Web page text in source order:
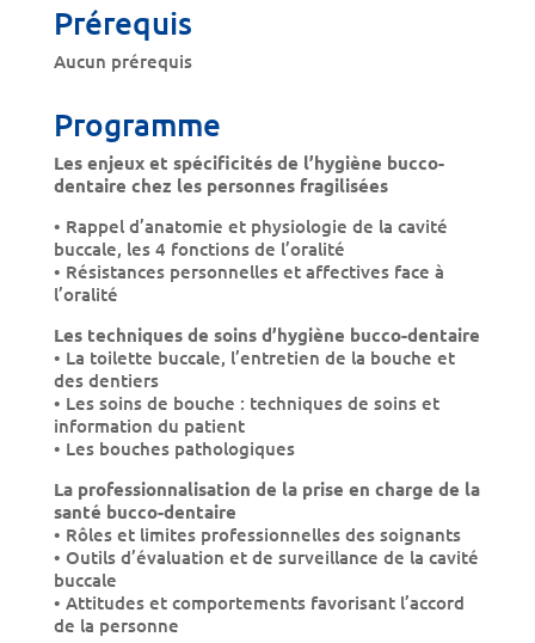
Prérequis
Aucun prérequis
Programme
Les enjeux et spécificités de l’hygiène bucco-
dentaire chez les personnes fragilisées
• Rappel d’anatomie et physiologie de la cavité
buccale, les 4 fonctions de l’oralité
• Résistances personnelles et affectives face à
l’oralité
Les techniques de soins d’hygiène bucco-dentaire
• La toilette buccale, l’entretien de la bouche et
des dentiers
• Les soins de bouche : techniques de soins et
information du patient
• Les bouches pathologiques
La professionnalisation de la prise en charge de la
santé bucco-dentaire
• Rôles et limites professionnelles des soignants
• Outils d’évaluation et de surveillance de la cavité
buccale
• Attitudes et comportements favorisant l’accord
de la personne